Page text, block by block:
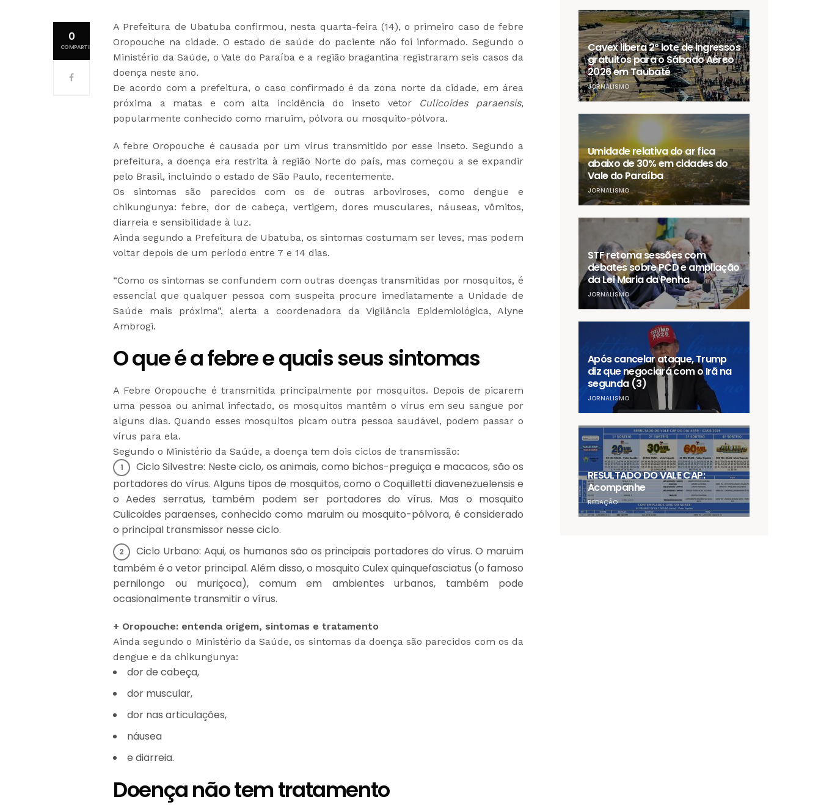
0
COMPARTILHAMENTOS
A Prefeitura de Ubatuba confirmou, nesta quarta-feira (14), o primeiro caso de febre
Oropouche na cidade. O estado de saúde do paciente não foi informado. Segundo o
Ministério da Saúde, o Vale do Paraíba e a região bragantina registraram seis casos da
doença neste ano.
De acordo com a prefeitura, o caso confirmado é da zona norte da cidade, em área
próxima a matas e com alta incidência do inseto vetor Culicoides paraensis,
popularmente conhecido como maruim, pólvora ou mosquito-pólvora.
A febre Oropouche é causada por um vírus transmitido por esse inseto. Segundo a
prefeitura, a doença era restrita à região Norte do país, mas começou a se expandir
pelo Brasil, incluindo o estado de São Paulo, recentemente.
Os sintomas são parecidos com os de outras arboviroses, como dengue e
chikungunya: febre, dor de cabeça, vertigem, dores musculares, náuseas, vômitos,
diarreia e sensibilidade à luz.
Ainda segundo a Prefeitura de Ubatuba, os sintomas costumam ser leves, mas podem
voltar depois de um período entre 7 e 14 dias.
“Como os sintomas se confundem com outras doenças transmitidas por mosquitos, é
essencial que qualquer pessoa com suspeita procure imediatamente a Unidade de
Saúde mais próxima”, alerta a coordenadora da Vigilância Epidemiológica, Alyne
Ambrogi.
O que é a febre e quais seus sintomas
A Febre Oropouche é transmitida principalmente por mosquitos. Depois de picarem
uma pessoa ou animal infectado, os mosquitos mantêm o vírus em seu sangue por
alguns dias. Quando esses mosquitos picam outra pessoa saudável, podem passar o
vírus para ela.
Segundo o Ministério da Saúde, a doença tem dois ciclos de transmissão:
Ciclo Silvestre: Neste ciclo, os animais, como bichos-preguiça e macacos, são os
portadores do vírus. Alguns tipos de mosquitos, como o Coquilletti diavenezuelensis e
o Aedes serratus, também podem ser portadores do vírus. Mas o mosquito
Culicoides paraenses, conhecido como maruim ou mosquito-pólvora, é considerado
o principal transmissor nesse ciclo.
Ciclo Urbano: Aqui, os humanos são os principais portadores do vírus. O maruim
também é o vetor principal. Além disso, o mosquito Culex quinquefasciatus (o famoso
pernilongo ou muriçoca), comum em ambientes urbanos, também pode
ocasionalmente transmitir o vírus.
+ Oropouche: entenda origem, sintomas e tratamento
Ainda segundo o Ministério da Saúde, os sintomas da doença são parecidos com os da
dengue e da chikungunya:
dor de cabeça,
dor muscular,
dor nas articulações,
náusea
e diarreia.
Doença não tem tratamento
Cavex libera 2º lote de ingressos
gratuitos para o Sábado Aéreo
2026 em Taubaté
JORNALISMO
Umidade relativa do ar fica
abaixo de 30% em cidades do
Vale do Paraíba
JORNALISMO
STF retoma sessões com
debates sobre PCD e ampliação
da Lei Maria da Penha
JORNALISMO
Após cancelar ataque, Trump
diz que negociará com o Irã na
segunda (3)
JORNALISMO
RESULTADO DO VALE CAP:
Acompanhe
REDAÇÃO